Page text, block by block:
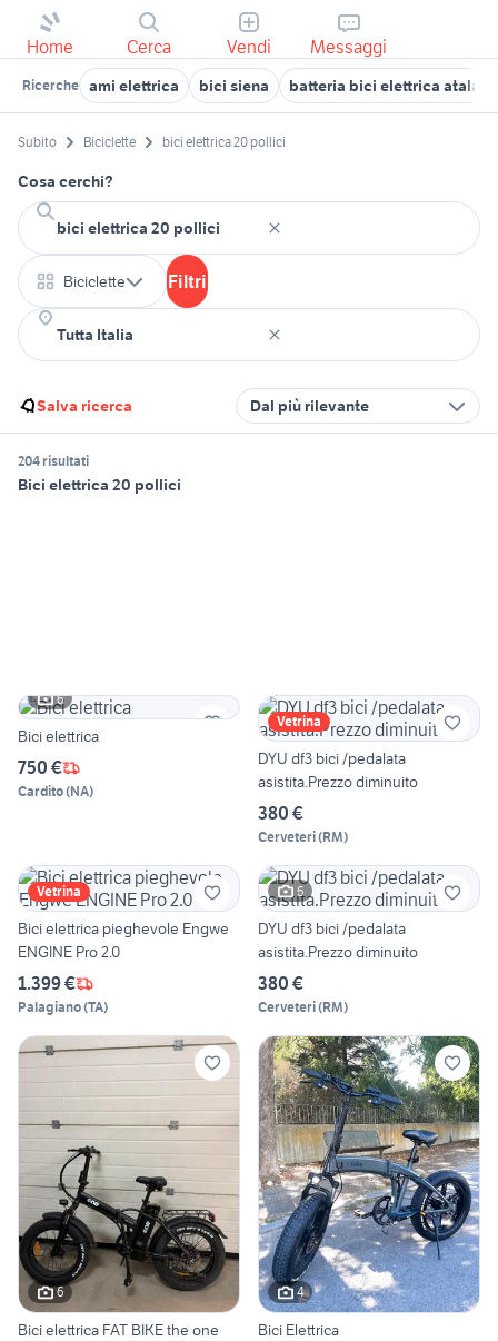
Home Cerca Vendi Messaggi
Ricerche ami elettrica bici siena batteria bici elettrica atala
Subito Biciclette bici elettrica 20 pollici
Cosa cerchi?
Biciclette Filtri
Salva ricerca Dal più rilevante
204 risultati
Bici elettrica 20 pollici
6
Bici elettrica
750 €
Cardito(NA)
Vetrina
DYU df3 bici /pedalata
asistita.Prezzo diminuito
380 €
Cerveteri(RM)
Vetrina
Bici elettrica pieghevole Engwe
ENGINE Pro 2.0
1.399 €
Palagiano(TA)
6
DYU df3 bici /pedalata
asistita.Prezzo diminuito
380 €
Cerveteri(RM)
6
Bici elettrica FAT BIKE the one
4
Bici Elettrica